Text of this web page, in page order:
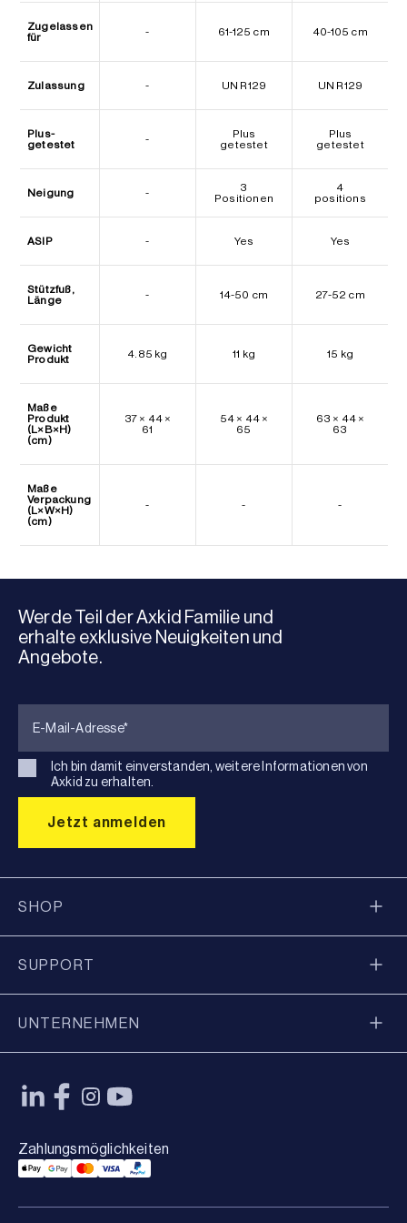
Zugelassen
für
- 61-125 cm 40-105 cm
Zulassung - UN R129 UN R129
Plus-
getestet
-
Plus
getestet
Plus
getestet
Neigung -
3
Positionen
4
positions
ASIP - Yes Yes
Stützfuß,
Länge
- 14-50 cm 27-52 cm
Gewicht
Produkt
4.85 kg 11 kg 15 kg
Maße
Produkt
(L×B×H)
(cm)
37 × 44 ×
61
54 × 44 ×
65
63 × 44 ×
63
Maße
Verpackung
(L×W×H)
(cm)
- - -
Werde Teil der Axkid Familie und
erhalte exklusive Neuigkeiten und
Angebote.
Ich bin damit einverstanden, weitere Informationen von
Axkid zu erhalten.
SHOP
SUPPORT
UNTERNEHMEN
Zahlungsmöglichkeiten
Applepay Payment
Googlepay Payment
Mastercard Payment
Visa Payment
Paypal Payment